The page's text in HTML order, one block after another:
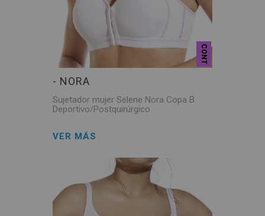
CONT
- NORA
Sujetador mujer Selene Nora Copa B
Deportivo/Postquirúrgico
VER MÁS